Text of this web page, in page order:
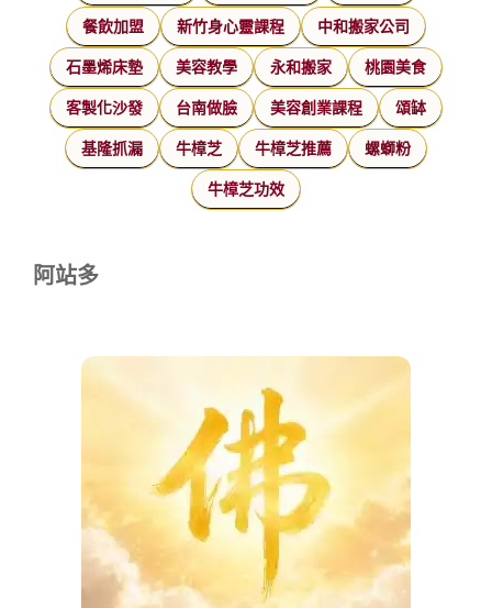
餐飲加盟 新竹身心靈課程 中和搬家公司
石墨烯床墊 美容教學 永和搬家 桃園美食
客製化沙發 台南做臉 美容創業課程 頌缽
基隆抓漏 牛樟芝 牛樟芝推薦 螺螄粉
牛樟芝功效
阿站多